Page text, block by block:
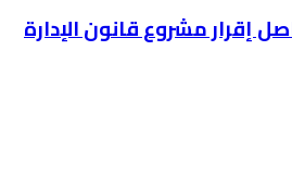
إقرار مشروع قانون الإدارة